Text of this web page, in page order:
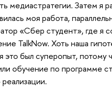
медиастратегии. Затем я
моя работа,
«Сбер студент», где я
TalkNow. Хоть наша
это был суперопыт,
обучение по программе